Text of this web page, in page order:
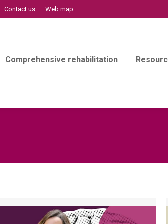
Contact us Web map
Comprehensive rehabilitation